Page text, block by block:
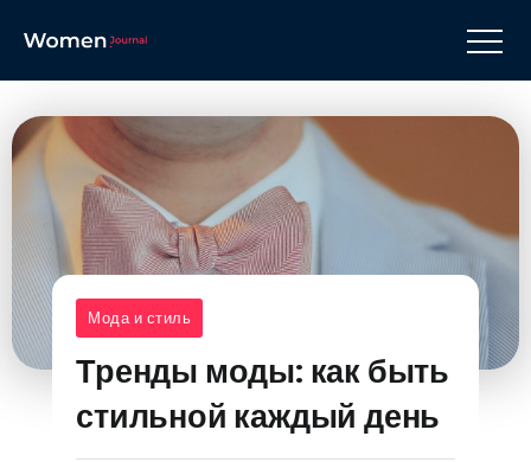
Мода и стиль
Тренды моды: как быть
стильной каждый день